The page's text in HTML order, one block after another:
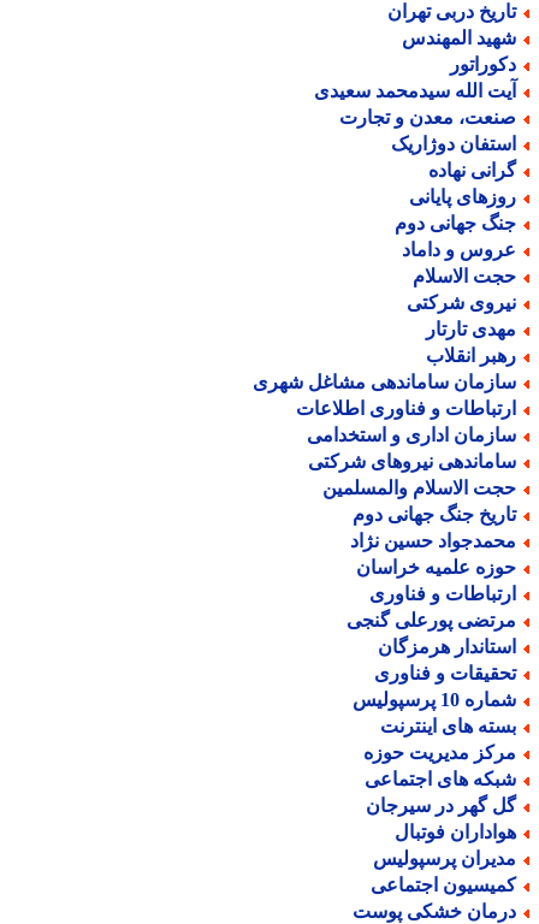
دربی تهران
المهندس
الله سیدمحمد سعیدی
معدن و تجارت
دوژاریک
نهاده
پایانی
جهانی دوم
و داماد
الاسلام
شرکتی
تارتار
انقلاب
ساماندهی مشاغل شهری
و فناوری اطلاعات
اداری و استخدامی
نیروهای شرکتی
الاسلام والمسلمین
جنگ جهانی دوم
حسین نژاد
علمیه خراسان
و فناوری
پورعلی گنجی
هرمزگان
و فناوری
10 پرسپولیس
های اینترنت
مدیریت حوزه
های اجتماعی
گهر در سیرجان
فوتبال
پرسپولیس
اجتماعی
خشکی پوست